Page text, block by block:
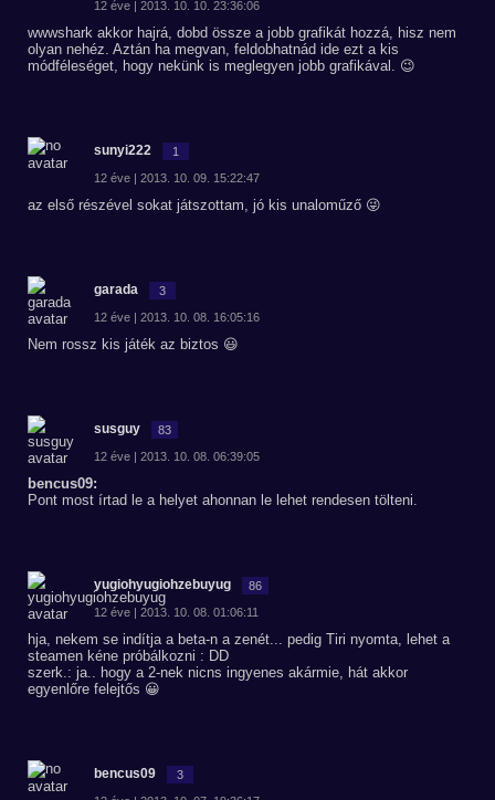
12 éve | 2013. 10. 10. 23:36:06
wwwshark akkor hajrá, dobd össze a jobb grafikát hozzá, hisz nem
olyan nehéz. Aztán ha megvan, feldobhatnád ide ezt a kis
módféleséget, hogy nekünk is meglegyen jobb grafikával. 😉
sunyi222 1
12 éve | 2013. 10. 09. 15:22:47
az első részével sokat játszottam, jó kis unaloműző 😜
garada 3
12 éve | 2013. 10. 08. 16:05:16
Nem rossz kis játék az biztos 😃
susguy 83
12 éve | 2013. 10. 08. 06:39:05
bencus09:
Pont most írtad le a helyet ahonnan le lehet rendesen tölteni.
yugiohyugiohzebuyug 86
12 éve | 2013. 10. 08. 01:06:11
hja, nekem se indítja a beta-n a zenét... pedig Tiri nyomta, lehet a
steamen kéne próbálkozni : DD
szerk.: ja.. hogy a 2-nek nicns ingyenes akármie, hát akkor
egyenlőre felejtős 😀
bencus09 3